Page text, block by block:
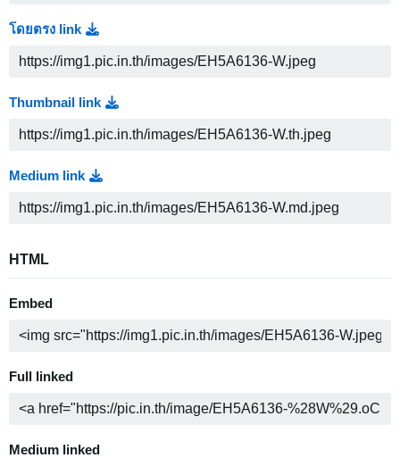
โดยตรง link
Thumbnail link
Medium link
HTML
Embed
Full linked
Medium linked